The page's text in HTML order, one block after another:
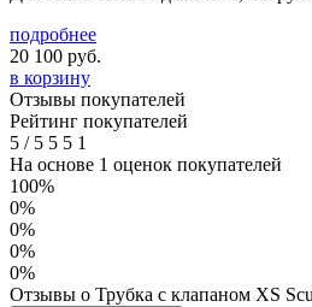
подробнее
20 100 руб.
в корзину
Отзывы покупателей
Рейтинг покупателей
5 /5 5 5 1
На основе 1 оценок покупателей
100%
0%
0%
0%
0%
Отзывы о Трубка с клапаном XS